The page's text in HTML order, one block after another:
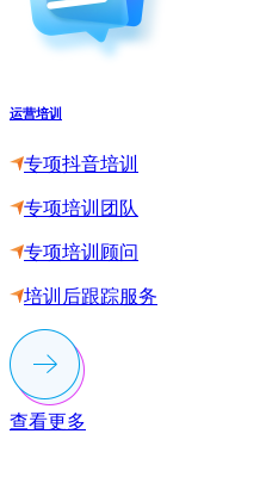
运营培训
专项抖音培训
专项培训团队
专项培训顾问
培训后跟踪服务
查看更多